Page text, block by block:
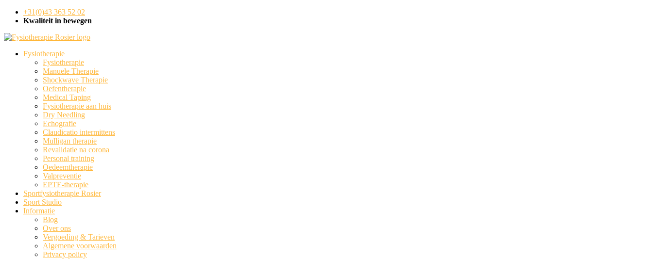
+31(0)43 363 52 02
Kwaliteit in bewegen
Fysiotherapie
Fysiotherapie
Manuele Therapie
Shockwave Therapie
Oefentherapie
Medical Taping
Fysiotherapie aan huis
Dry Needling
Echografie
Claudicatio intermittens
Mulligan therapie
Revalidatie na corona
Personal training
Oedeemtherapie
Valpreventie
EPTE-therapie
Sportfysiotherapie Rosier
Sport Studio
Informatie
Blog
Over ons
Vergoeding & Tarieven
Algemene voorwaarden
Privacy policy